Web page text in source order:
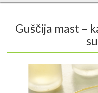
Guščija mast –